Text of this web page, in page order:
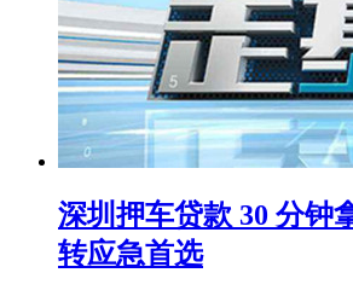
深圳押车贷款 30 分钟
转应急首选